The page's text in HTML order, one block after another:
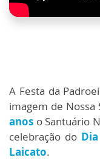
A Festa da
imagem de Nossa
anos o Santuário
celebração doDia
Laicato.